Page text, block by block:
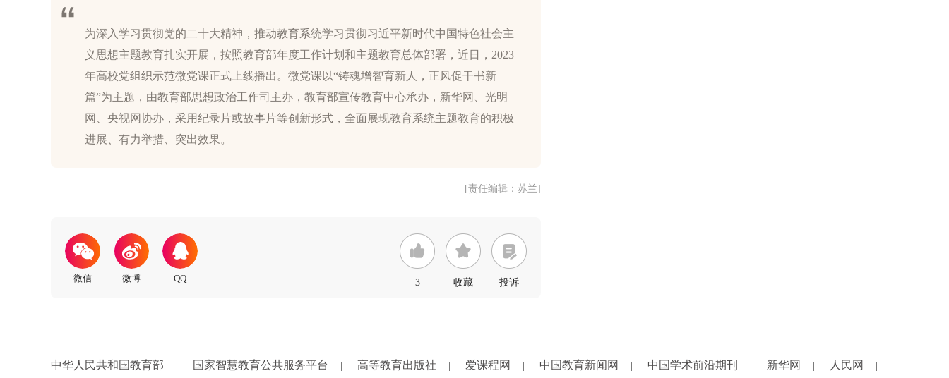
为深入学习贯彻党的二十大精神，推动教育系统学习贯彻习近平新时代中国特色社会主
义思想主题教育扎实开展，按照教育部年度工作计划和主题教育总体部署，近日，2023
年高校党组织示范微党课正式上线播出。微党课以“铸魂增智育新人，正风促干书新
篇”为主题，由教育部思想政治工作司主办，教育部宣传教育中心承办，新华网、光明
网、央视网协办，采用纪录片或故事片等创新形式，全面展现教育系统主题教育的积极
[责任编辑：苏兰]
3 收藏 投诉
中华人民共和国教育部 国家智慧教育公共服务平台 高等教育出版社 爱课程网 中国教育新闻网 中国学术前沿期刊 新华网 人民网